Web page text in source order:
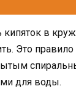
в
Это правило
для воды.